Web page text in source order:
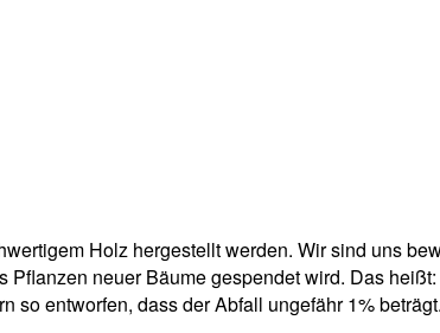
Holz hergestellt werden. Wir sind uns
neuer Bäume gespendet wird. Das
so entworfen, dass der Abfall ungefähr 1% beträgt.